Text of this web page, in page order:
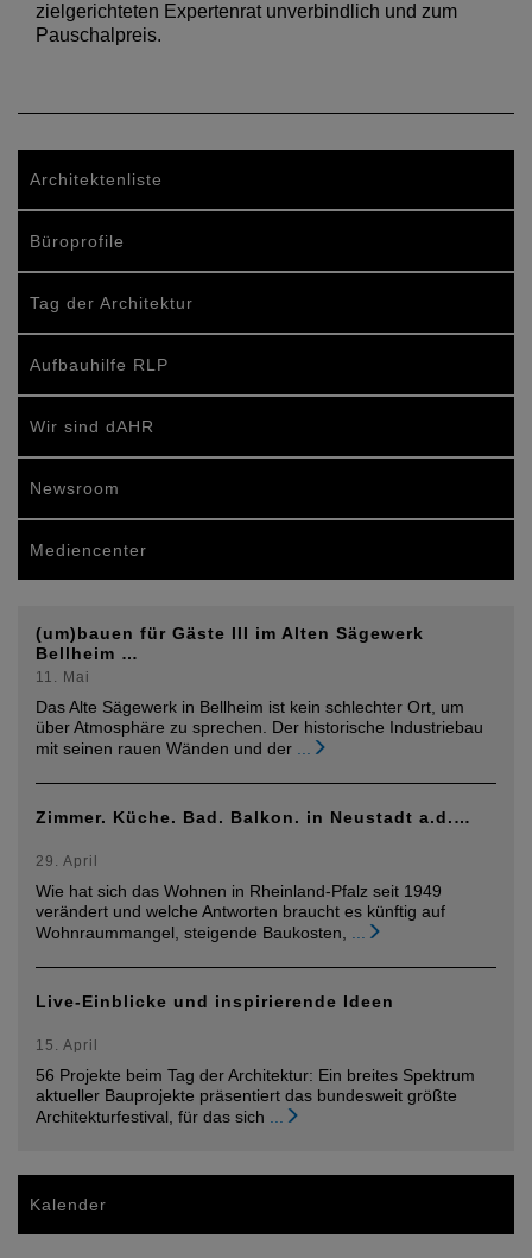
zielgerichteten Expertenrat unverbindlich und zum
Pauschalpreis.
Architektenliste
Büroprofile
Tag der Architektur
Aufbauhilfe RLP
Wir sind dAHR
Newsroom
Mediencenter
(um)bauen für Gäste III im Alten Sägewerk
Bellheim …
11. Mai
Das Alte Sägewerk in Bellheim ist kein schlechter Ort, um
über Atmosphäre zu sprechen. Der historische Industriebau
mit seinen rauen Wänden und der
Zimmer. Küche. Bad. Balkon. in Neustadt a.d.…
29. April
Wie hat sich das Wohnen in Rheinland-Pfalz seit 1949
verändert und welche Antworten braucht es künftig auf
Wohnraummangel, steigende Baukosten,
Live-Einblicke und inspirierende Ideen
15. April
56 Projekte beim Tag der Architektur: Ein breites Spektrum
aktueller Bauprojekte präsentiert das bundesweit größte
Architekturfestival, für das sich
Kalender